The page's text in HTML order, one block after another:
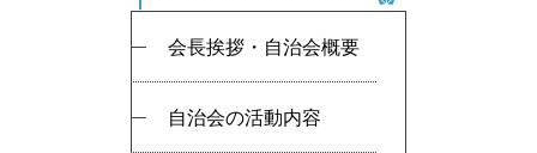
会長挨拶・自治会概要
自治会の活動内容